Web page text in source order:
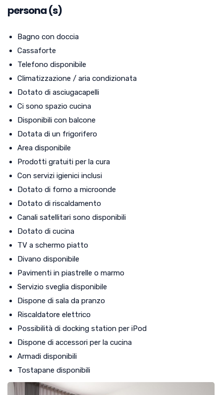
persona (s)
Bagno con doccia
Cassaforte
Telefono disponibile
Climatizzazione / aria condizionata
Dotato di asciugacapelli
Ci sono spazio cucina
Disponibili con balcone
Dotata di un frigorifero
Area disponibile
Prodotti gratuiti per la cura
Con servizi igienici inclusi
Dotato di forno a microonde
Dotato di riscaldamento
Canali satellitari sono disponibili
Dotato di cucina
TV a schermo piatto
Divano disponibile
Pavimenti in piastrelle o marmo
Servizio sveglia disponibile
Dispone di sala da pranzo
Riscaldatore elettrico
Possibilità di docking station per iPod
Dispone di accessori per la cucina
Armadi disponibili
Tostapane disponibili